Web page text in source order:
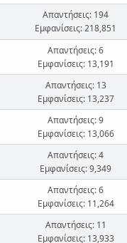
Απαντήσεις: 194
Εμφανίσεις: 218,851
Απαντήσεις: 6
Εμφανίσεις: 13,191
Απαντήσεις: 13
Εμφανίσεις: 13,237
Απαντήσεις: 9
Εμφανίσεις: 13,066
Απαντήσεις: 4
Εμφανίσεις: 9,349
Απαντήσεις: 6
Εμφανίσεις: 11,264
Απαντήσεις: 11
Εμφανίσεις: 13,933